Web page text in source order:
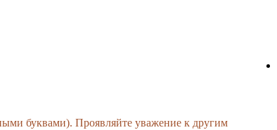
буквами). Проявляйте уважение к другим